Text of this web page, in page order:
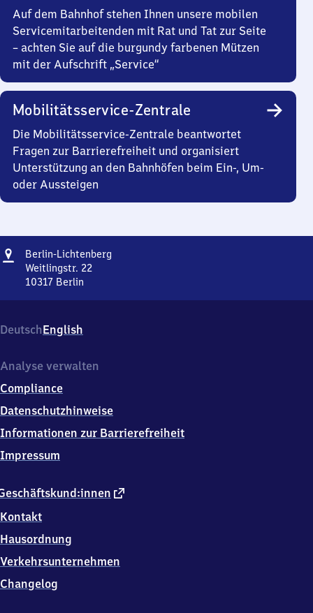
Auf dem Bahnhof stehen Ihnen unsere mobilen
Servicemitarbeitenden mit Rat und Tat zur Seite
– achten Sie auf die burgundy farbenen Mützen
mit der Aufschrift „Service“
Mobilitätsservice-Zentrale
Die Mobilitätsservice-Zentrale beantwortet
Fragen zur Barrierefreiheit und organisiert
Unterstützung an den Bahnhöfen beim Ein-, Um-
oder Aussteigen
Adresse
Berlin-Lichtenberg
Weitlingstr. 22
10317 Berlin
Weitlingstr.
22,
0
1
7
DeutschEnglish
externer
Kontakt
Hausordnung
Verkehrsunternehmen
Changelog
Analyse verwalten
Compliance
Datenschutzhinweise
Informationen zur Barrierefreiheit
Impressum